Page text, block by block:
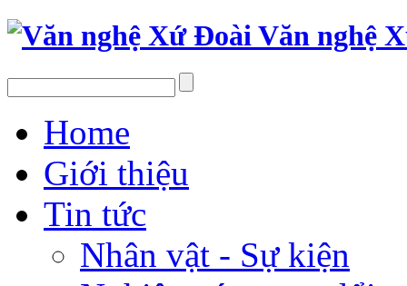
Văn nghệ
Home
Giới thiệu
Tin tức
Nhân vật - Sự kiện